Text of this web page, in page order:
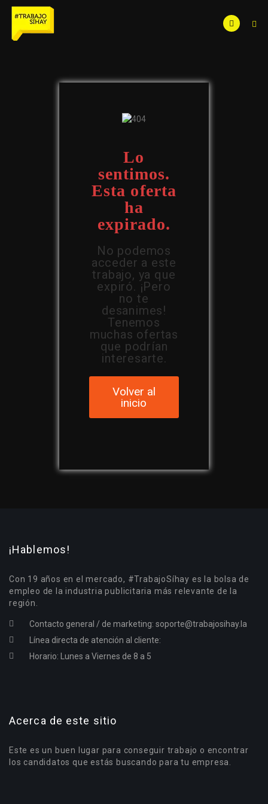
Lo
sentimos.
Esta oferta
ha
expirado.
No podemos
acceder a este
trabajo, ya que
expiró. ¡Pero
no te
desanimes!
Tenemos
muchas ofertas
que podrían
interesarte.
Volver al
inicio
¡Hablemos!
Con 19 años en el mercado, #TrabajoSíhay es la bolsa de
empleo de la industria publicitaria más relevante de la
región.
Contacto general / de marketing: soporte@trabajosihay.la
Línea directa de atención al cliente:
Horario: Lunes a Viernes de 8 a 5
Acerca de este sitio
Este es un buen lugar para conseguir trabajo o encontrar
los candidatos que estás buscando para tu empresa.